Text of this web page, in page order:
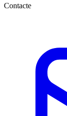
Contacte